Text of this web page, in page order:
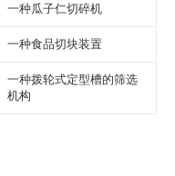
一种瓜子仁切碎机
一种食品切块装置
一种拨轮式定型槽的筛选
机构